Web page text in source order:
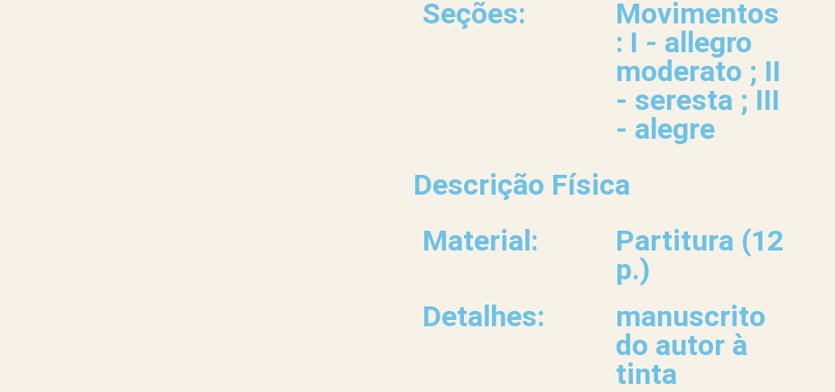
Seções:
Movimentos
: I - allegro
moderato ; II
- seresta ; III
- alegre
Descrição Física
Material:
Partitura (12
p.)
Detalhes:
manuscrito
do autor à
tinta